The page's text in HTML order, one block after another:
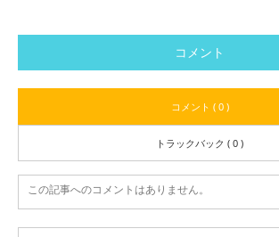
コメント
コメント ( 0 )
トラックバック ( 0 )
この記事へのコメントはありません。